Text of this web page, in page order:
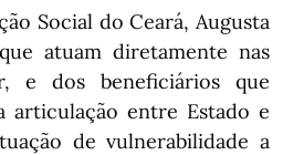
Social do Ceará, Augusta
atuam diretamente nas
e dos beneficiários que
articulação entre Estado e
de vulnerabilidade a